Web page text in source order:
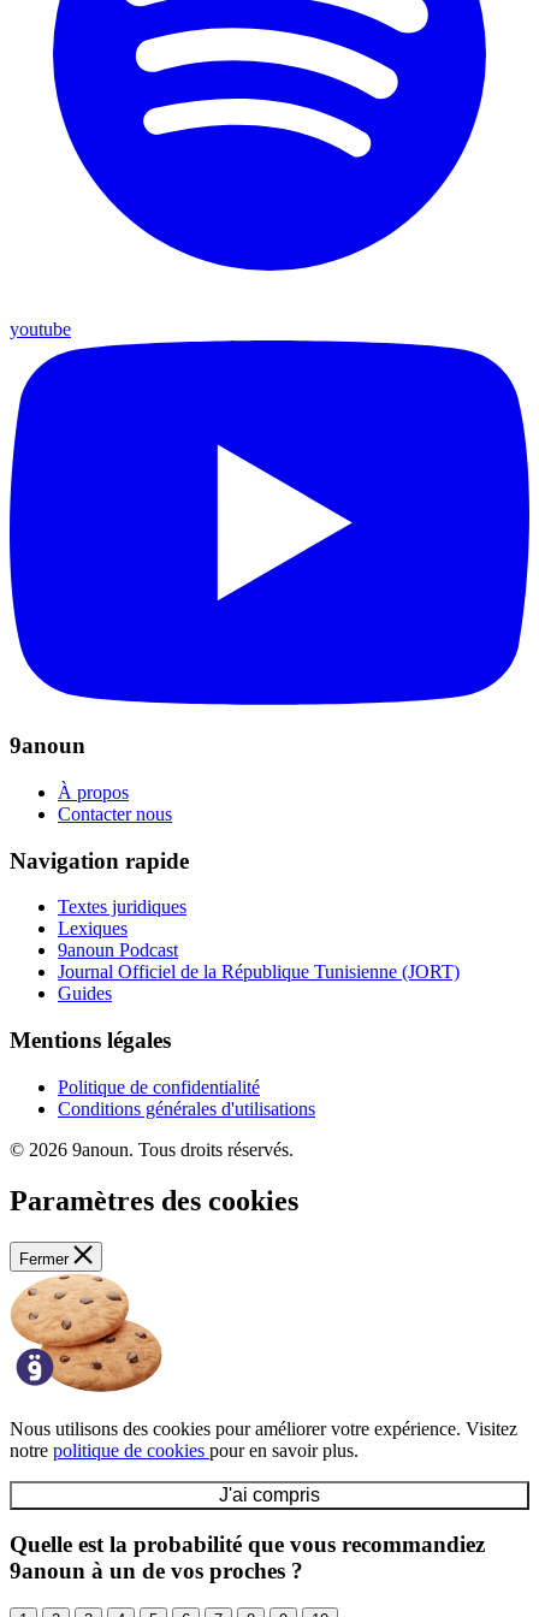
youtube
9anoun
À propos
Contacter nous
Navigation rapide
Textes juridiques
Lexiques
9anoun Podcast
Journal Officiel de la République Tunisienne (JORT)
Guides
Mentions légales
Politique de confidentialité
Conditions générales d'utilisations
© 2026 9anoun. Tous droits réservés.
Paramètres des cookies
Fermer
Nous utilisons des cookies pour améliorer votre expérience. Visitez
notre politique de cookies pour en savoir plus.
J'ai compris
Quelle est la probabilité que vous recommandiez
9anoun à un de vos proches ?